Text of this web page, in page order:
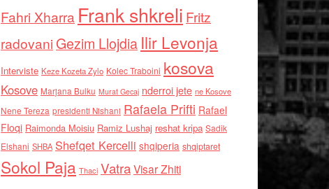
Fahri Xharra Frank shkreli Fritz
radovaniGezim Llojdia Ilir Levonja
Interviste Keze Kozeta Zylo Kolec Traboini kosova
Kosove Marjana Bulku Murat Gecaj nderroi jete ne Kosove
Nene Tereza presidenti Nishani Rafaela Prifti Rafael
Floqi Raimonda Moisiu Ramiz Lushaj reshat kripa Sadik
Elshani SHBA Shefqet Kercelli shqiperia shqiptaret
Sokol Paja Thaci VatraVisar Zhiti